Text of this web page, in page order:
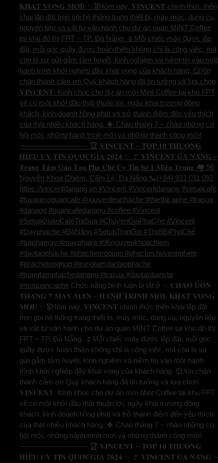
𝐊𝐇𝐀́𝐓 𝐕𝐎̣𝐍𝐆 𝐌𝐎̛́𝐈! ✨ 🎖️Hôm nay, 𝐕𝐈𝐍𝐂𝐄𝐍𝐓 chính thức triển
khai lắp đặt trọn gói hệ thống trang thiết bị, máy móc, dụng cụ,
nguyên liệu và vật tư vận hành cho dự án quán MINT Coffee
tại khu đô thị FPT – TP. Đà Nẵng. 🌷Mỗi chiếc máy được lắp
đặt, mỗi góc quầy được hoàn thiện không chỉ là công việc, mà
còn là sự gửi gắm tâm huyết, kinh nghiệm và niềm tin vào một
hành trình khởi nghiệp đầy khát vọng của khách hàng. 💞Xin
chân thành cảm ơn Quý khách hàng đã tin tưởng và lựa chọn
𝐕𝐈𝐍𝐂𝐄𝐍𝐓. Kính chúc cho dự án mới Mint Coffee tại khu FPT
sẽ có một khởi đầu thật thuận lợi, ngày khai trương đông
khách, kinh doanh hồng phát và trở thành điểm đến yêu thích
của thật nhiều khách hàng. 🍀 Chào tháng 7 – chào những cơ
hội mới, những hành trình mới và những thành công mới!
—————————- 🏆 𝐕𝐈𝐍𝐂𝐄𝐍𝐓 – 𝐓𝐎𝐏 𝟏𝟎 𝐓𝐇𝐔̛𝐎̛𝐍𝐆
𝐇𝐈𝐄̣̂𝐔 𝐔𝐘 𝐓𝐈́𝐍 𝐐𝐔𝐎̂́𝐂𝐆𝐈𝐀 𝟐𝟎𝟐𝟒 ✨ 🚩 𝐕𝐈𝐍𝐂𝐄𝐍𝐓 Đ𝐀̀ 𝐍𝐀̆̃𝐍𝐆 –
𝐓𝐫𝐮𝐧𝐠 𝐓𝐚̂𝐦 Đ𝐚̀𝐨 𝐓𝐚̣𝐨 𝐏𝐡𝐚 𝐂𝐡𝐞̂́ 𝐔𝐲 𝐓𝐢́𝐧 𝐒𝐨̂́ 𝟏 𝐌𝐢𝐞̂̀𝐧 𝐓𝐫𝐮𝐧𝐠 🏘️ 96
Nguyễn Khoa Chiêm, Cẩm Lệ, Đà Nẵng 📞(+84) 931 011 092
https://vincentdanang.vn #Vincent #Vincentdanang #setupcafe
#tuvanmoquancafe #nguyenlieuphache #thietbicaphe #trasua
#danang #quancafedanang #coffee #Vincent
#SetupQuanCafeTraSua #ChuyenGiaPhaChe #Vincent
#Dayphache #ĐàNẵng #SetupTrọnGói #ThiếtBịPhaChế
#traphamay #mayphatra #96nguyenkhoachiem
#daotaophache #phachemoquan #phachechuyennghiep
#phachetonghop #trungtamdaotaophache
#trungtamphachedanang #trasua #daotaobarista
#moquancaphe Chức năng bình luận bị tắt ở ✨ 𝐂𝐇𝐀̀𝐎 Đ𝐎́𝐍
𝐓𝐇𝐀́𝐍𝐆 𝟕 𝐌𝐀𝐘 𝐌𝐀̆́𝐍 – 𝐇𝐀̀𝐍𝐇 𝐓𝐑𝐈̀𝐍𝐇 𝐌𝐎̛́𝐈, 𝐊𝐇𝐀́𝐓 𝐕𝐎̣𝐍𝐆
𝐌𝐎̛́𝐈! ✨ 🎖️Hôm nay, 𝐕𝐈𝐍𝐂𝐄𝐍𝐓 chính thức triển khai lắp đặt
trọn gói hệ thống trang thiết bị, máy móc, dụng cụ, nguyên liệu
và vật tư vận hành cho dự án quán MINT Coffee tại khu đô thị
FPT – TP. Đà Nẵng. 🌷Mỗi chiếc máy được lắp đặt, mỗi góc
quầy được hoàn thiện không chỉ là công việc, mà còn là sự
gửi gắm tâm huyết, kinh nghiệm và niềm tin vào một hành
trình khởi nghiệp đầy khát vọng của khách hàng. 💞Xin chân
thành cảm ơn Quý khách hàng đã tin tưởng và lựa chọn
𝐕𝐈𝐍𝐂𝐄𝐍𝐓. Kính chúc cho dự án mới Mint Coffee tại khu FPT
sẽ có một khởi đầu thật thuận lợi, ngày khai trương đông
khách, kinh doanh hồng phát và trở thành điểm đến yêu thích
của thật nhiều khách hàng. 🍀 Chào tháng 7 – chào những cơ
hội mới, những hành trình mới và những thành công mới!
—————————- 🏆 𝐕𝐈𝐍𝐂𝐄𝐍𝐓 – 𝐓𝐎𝐏 𝟏𝟎 𝐓𝐇𝐔̛𝐎̛𝐍𝐆
𝐇𝐈𝐄̣̂𝐔 𝐔𝐘 𝐓𝐈́𝐍 𝐐𝐔𝐎̂́𝐂𝐆𝐈𝐀 𝟐𝟎𝟐𝟒 ✨ 🚩 𝐕𝐈𝐍𝐂𝐄𝐍𝐓 Đ𝐀̀ 𝐍𝐀̆̃𝐍𝐆 –